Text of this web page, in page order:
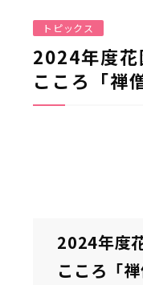
トピックス
2024年度花
こころ「禅
2024年度
こころ「